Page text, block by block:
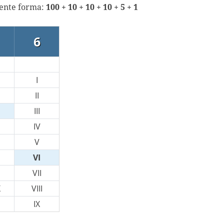
forma: 100 + 10 + 10 + 10 + 5 + 1
6
I
II
III
IV
V
VI
VII
VIII
IX